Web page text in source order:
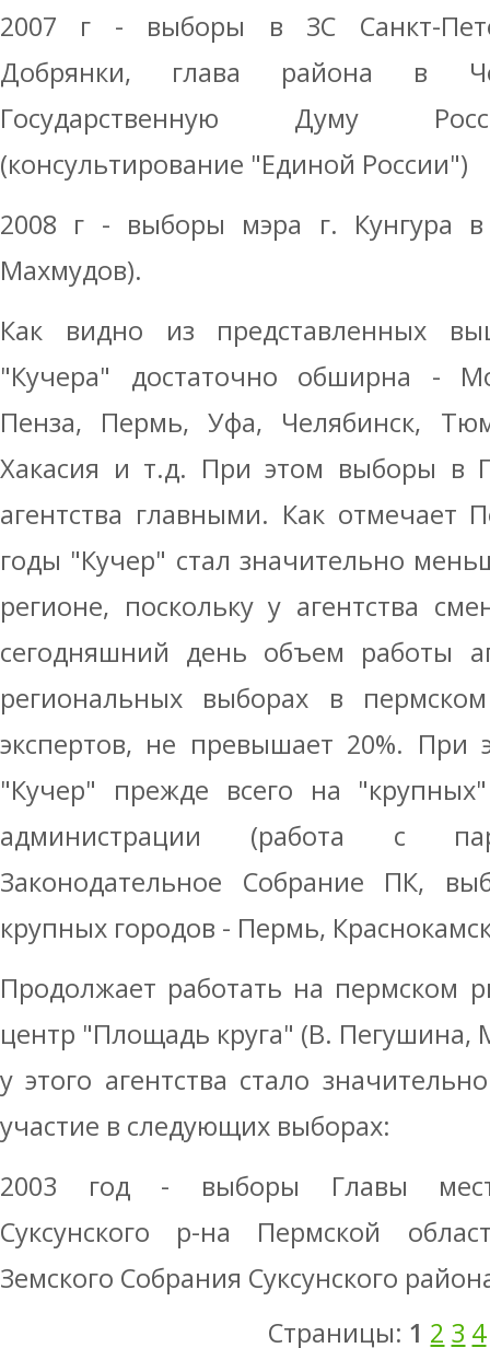
2007 г - выборы в ЗС Санкт-
Добрянки, глава района в
Государственную Думу
(консультирование "Единой России")
2008 г - выборы мэра г. Кунгура
Махмудов).
Как видно из представленных
"Кучера" достаточно обширна -
Пенза, Пермь, Уфа, Челябинск,
Хакасия и т.д. При этом выборы в
агентства главными. Как отмечает
годы "Кучер" стал значительно
регионе, поскольку у агентства
сегодняшний день объем работы
региональных выборах в
экспертов, не превышает 20%. При
"Кучер" прежде всего на "крупных"
администрации (работа с
Законодательное Собрание ПК,
крупных городов - Пермь,
Продолжает работать на пермском
центр "Площадь круга" (В. Пегушина,
у этого агентства стало
участие в следующих выборах:
2003 год - выборы Главы
Суксунского р-на Пермской
Земского Собрания Суксунского
Страницы: 1 2 3 4